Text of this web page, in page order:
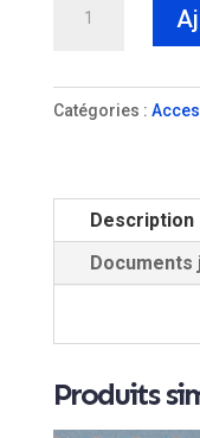
5
Catégories :
Description
Documents
Produits